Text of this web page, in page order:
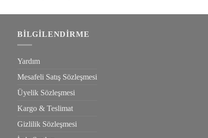
aldı
BILGILENDIRME
Yardım
Mesafeli Satış Sözleşmesi
Üyelik Sözleşmesi
Kargo & Teslimat
Gizlilik Sözleşmesi